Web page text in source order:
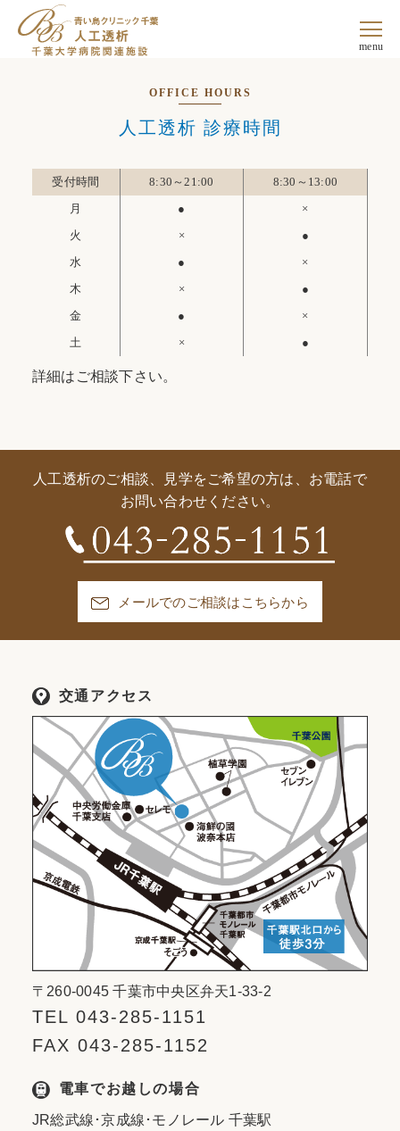
menu
OFFICE HOURS
⼈⼯透析 診療時間
受付時間 8:30～21:00
8:30～13:00
月
●
×
火
×
●
水
●
×
木
×
●
金
●
×
土
× ●
詳細はご相談下さい。
人工透析のご相談、見学をご希望の方は、お電話で
お問い合わせください。
メールでのご相談はこちらから
交通アクセス
〒260-0045 千葉市中央区弁天1-33-2
TEL 043-285-1151
FAX 043-285-1152
電車でお越しの場合
JR総武線･京成線･モノレール 千葉駅